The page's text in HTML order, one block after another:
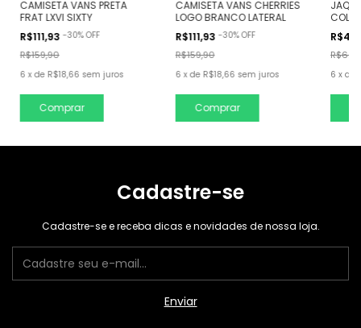
CAMISETA VANS PRETA
FRAT LXVI SIXTY
R$111,93 -30%OFF
R$159,90
6 xde R$18,66 sem juros
Comprar
CAMISETA VANS CHERRIES
LOGO BRANCO LATERAL
R$111,93 -30%OFF
R$159,90
6 xde R$18,66 sem juros
Comprar
6 x de
Cadastre-se
Cadastre-se e receba dicas e novidades de nossa loja.